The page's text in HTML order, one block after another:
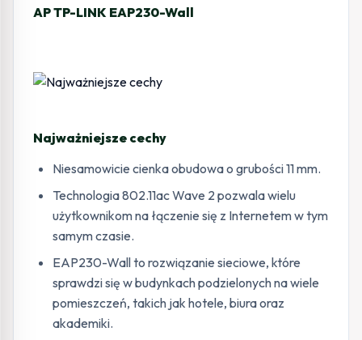
AP TP-LINK EAP230-Wall
Najważniejsze cechy
Niesamowicie cienka obudowa o grubości 11 mm.
Technologia 802.11ac Wave 2 pozwala wielu
użytkownikom na łączenie się z Internetem w tym
samym czasie.
EAP230-Wall to rozwiązanie sieciowe, które
sprawdzi się w budynkach podzielonych na wiele
pomieszczeń, takich jak hotele, biura oraz
akademiki.